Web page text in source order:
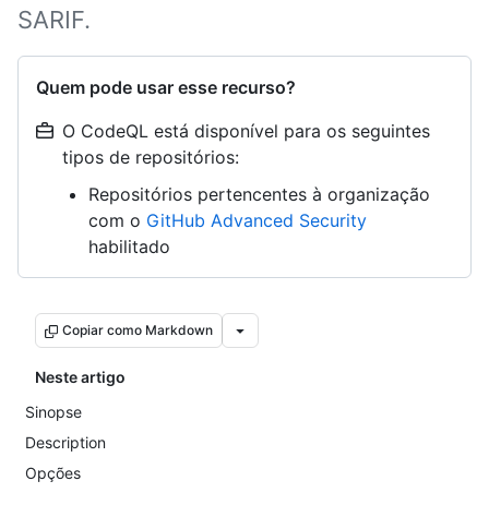
SARIF.
Quem pode usar esse recurso?
O CodeQL está disponível para os seguintes
tipos de repositórios:
Repositórios pertencentes à organização
com o GitHub Advanced Security
habilitado
Copiar como Markdown
Neste artigo
Sinopse
Description
Opções